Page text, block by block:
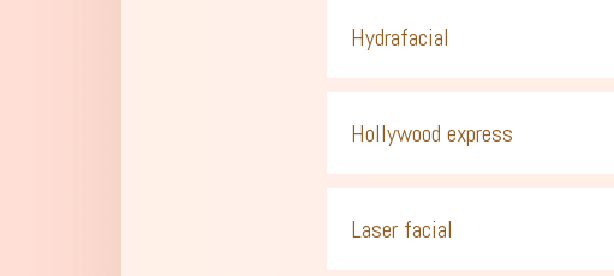
Hydrafacial
Hollywood express
Laser facial